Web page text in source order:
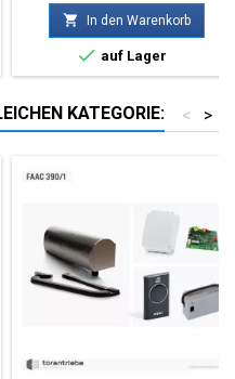
 In den Warenkorb
 auf Lager
KATEGORIE: >
<